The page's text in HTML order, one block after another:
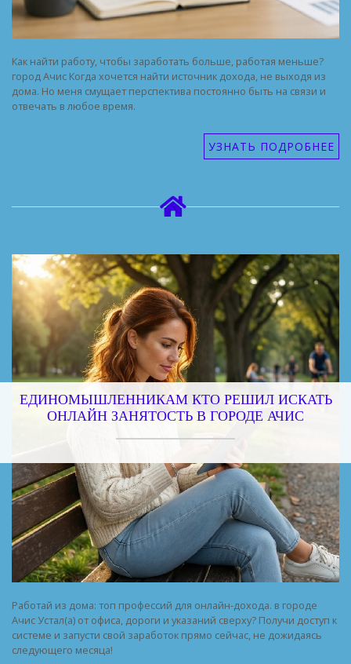
Как найти работу, чтобы заработать больше, работая меньше?
город Ачис Когда хочется найти источник дохода, не выходя из
дома. Но меня смущает перспектива постоянно быть на связи и
отвечать в любое время.
УЗНАТЬ ПОДРОБНЕЕ
ЕДИНОМЫШЛЕННИКАМ КТО РЕШИЛ ИСКАТЬ
ОНЛАЙН ЗАНЯТОСТЬ В ГОРОДЕ АЧИС
Работай из дома: топ профессий для онлайн-дохода. в городе
Ачис Устал(а) от офиса, дороги и указаний сверху? Получи доступ к
системе и запусти свой заработок прямо сейчас, не дожидаясь
следующего месяца!